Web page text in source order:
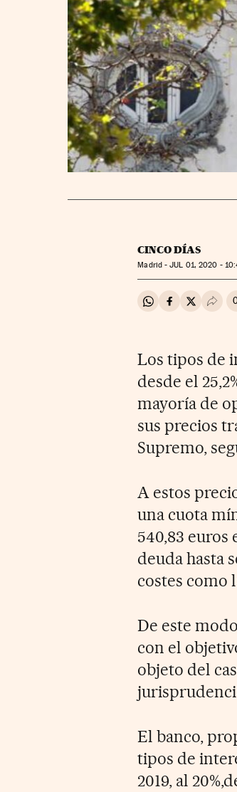
CINCO DÍAS
Madrid -JUL 01, 2020 -
Compartir en
Compartir en
Los tipos de
desde el
mayoría de
sus precios
Supremo,
A estos
una cuota
540,83
deuda hasta
costes como
De este
con el
objeto del
El banco,
tipos de
2019, al